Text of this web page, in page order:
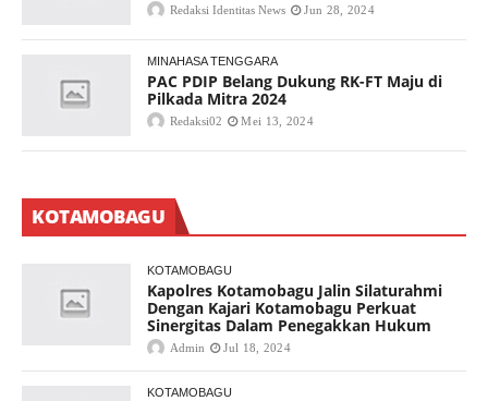
Redaksi Identitas News Jun 28, 2024
MINAHASA TENGGARA
PAC PDIP Belang Dukung RK-FT Maju di
Pilkada Mitra 2024
Redaksi02 Mei 13, 2024
KOTAMOBAGU
KOTAMOBAGU
Kapolres Kotamobagu Jalin Silaturahmi
Dengan Kajari Kotamobagu Perkuat
Sinergitas Dalam Penegakkan Hukum
Admin Jul 18, 2024
KOTAMOBAGU